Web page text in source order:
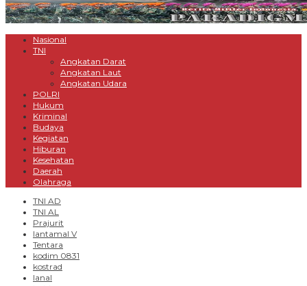
Nasional
TNI
Angkatan Darat
Angkatan Laut
Angkatan Udara
POLRI
Hukum
Kriminal
Budaya
Kegiatan
Hiburan
Kesehatan
Daerah
Olahraga
TNI AD
TNI AL
Prajurit
lantamal V
Tentara
kodim 0831
kostrad
lanal